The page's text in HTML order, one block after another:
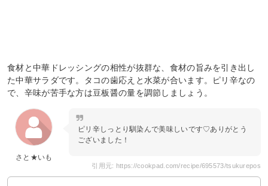
食材と中華ドレッシングの相性が抜群な、食材の旨みを引き出し
た中華サラダです。タコの歯応えと水菜が合います。ピリ辛なの
で、辛味が苦手な方は豆板醤の量を調節しましょう。
さと★いも
ピリ辛しっとり馴染んで美味しいです♡ありがとう
ございました！
引用元: https://cookpad.com/recipe/695573/tsukurepos